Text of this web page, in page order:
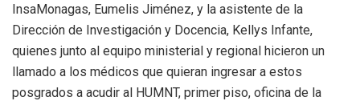
InsaMonagas, Eumelis Jiménez, y la asistente de la
Dirección de Investigación y Docencia, Kellys Infante,
quienes junto al equipo ministerial y regional hicieron un
llamado a los médicos que quieran ingresar a estos
posgrados a acudir al HUMNT, primer piso, oficina de la